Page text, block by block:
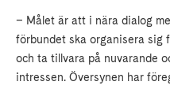
– Målet är att i nära dialog
förbundet ska organisera sig
och ta tillvara på nuvarande
intressen. Översynen har